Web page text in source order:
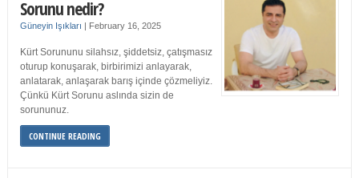
Sorunu nedir?
Güneyin Işıkları | February 16, 2025
Kürt Sorununu silahsız, şiddetsiz, çatışmasız
oturup konuşarak, birbirimizi anlayarak,
anlatarak, anlaşarak barış içinde çözmeliyiz.
Çünkü Kürt Sorunu aslında sizin de
sorununuz.
CONTINUE READING